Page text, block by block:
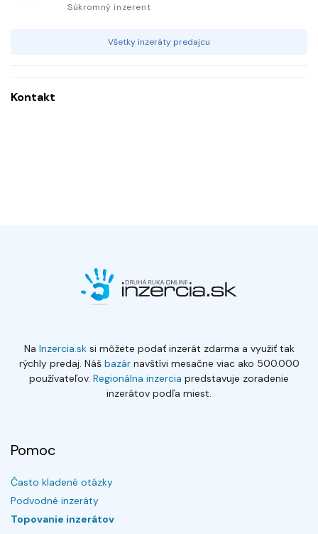
Súkromný inzerent
Všetky inzeráty predajcu
Kontakt
Na Inzercia.sksi môžete podať inzerát zdarma a využiť tak
rýchly predaj. Náš bazárnavštívi mesačne viac ako 500.000
používateľov. Regionálna inzercia predstavuje zoradenie
inzerátov podľa miest.
Pomoc
Často kladené otázky
Podvodné inzeráty
Topovanie inzerátov